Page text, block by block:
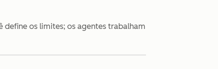
os limites; os agentes trabalham